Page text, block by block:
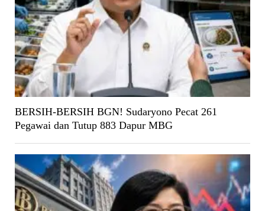
BERSIH-BERSIH BGN! Sudaryono Pecat 261
Pegawai dan Tutup 883 Dapur MBG